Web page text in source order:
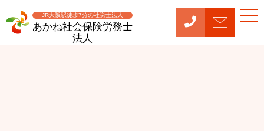
JR大阪駅徒歩7分の社労士法人
あかね社会保険労務士
法人
t
o